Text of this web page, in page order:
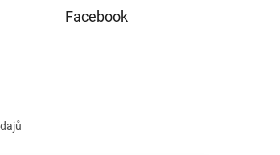
Facebook